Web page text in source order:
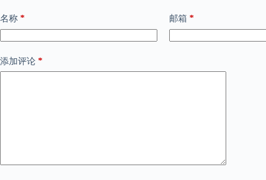
名称 * 邮箱 *
添加评论 *